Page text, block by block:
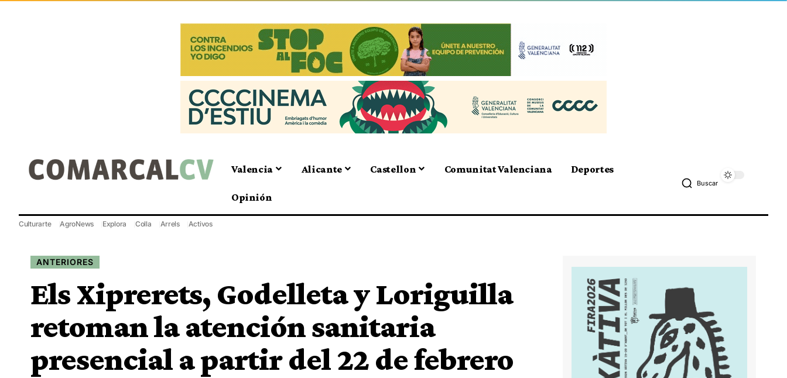
Valencia Alicante Castellon Comunitat Valenciana Deportes
Opinión
Buscar
Culturarte AgroNews Explora Colla Arrels Activos
ANTERIORES
Els Xiprerets, Godelleta y Loriguilla
retoman la atención sanitaria
presencial a partir del 22 de febrero